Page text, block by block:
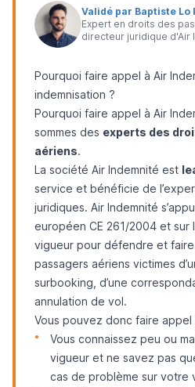
Validé par Baptiste Lo
Expert en droits des
directeur juridique d'Air
Pourquoi faire appel à Air
indemnisation ?
Pourquoi faire appel à Air
sommes des experts des
aériens.
La société Air Indemnité est
service et bénéficie de
juridiques. Air Indemnité
européen CE 261/2004 et sur
vigueur pour défendre et
passagers aériens victimes
surbooking, d’une
annulation de vol.
Vous pouvez donc faire appel
Vous connaissez peu ou
vigueur et ne savez pas
cas de problème sur votre